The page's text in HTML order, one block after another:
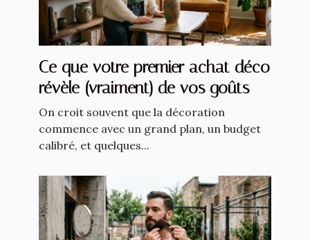
Ce que votre premier achat déco
révèle (vraiment) de vos goûts
On croit souvent que la décoration
commence avec un grand plan, un budget
calibré, et quelques...